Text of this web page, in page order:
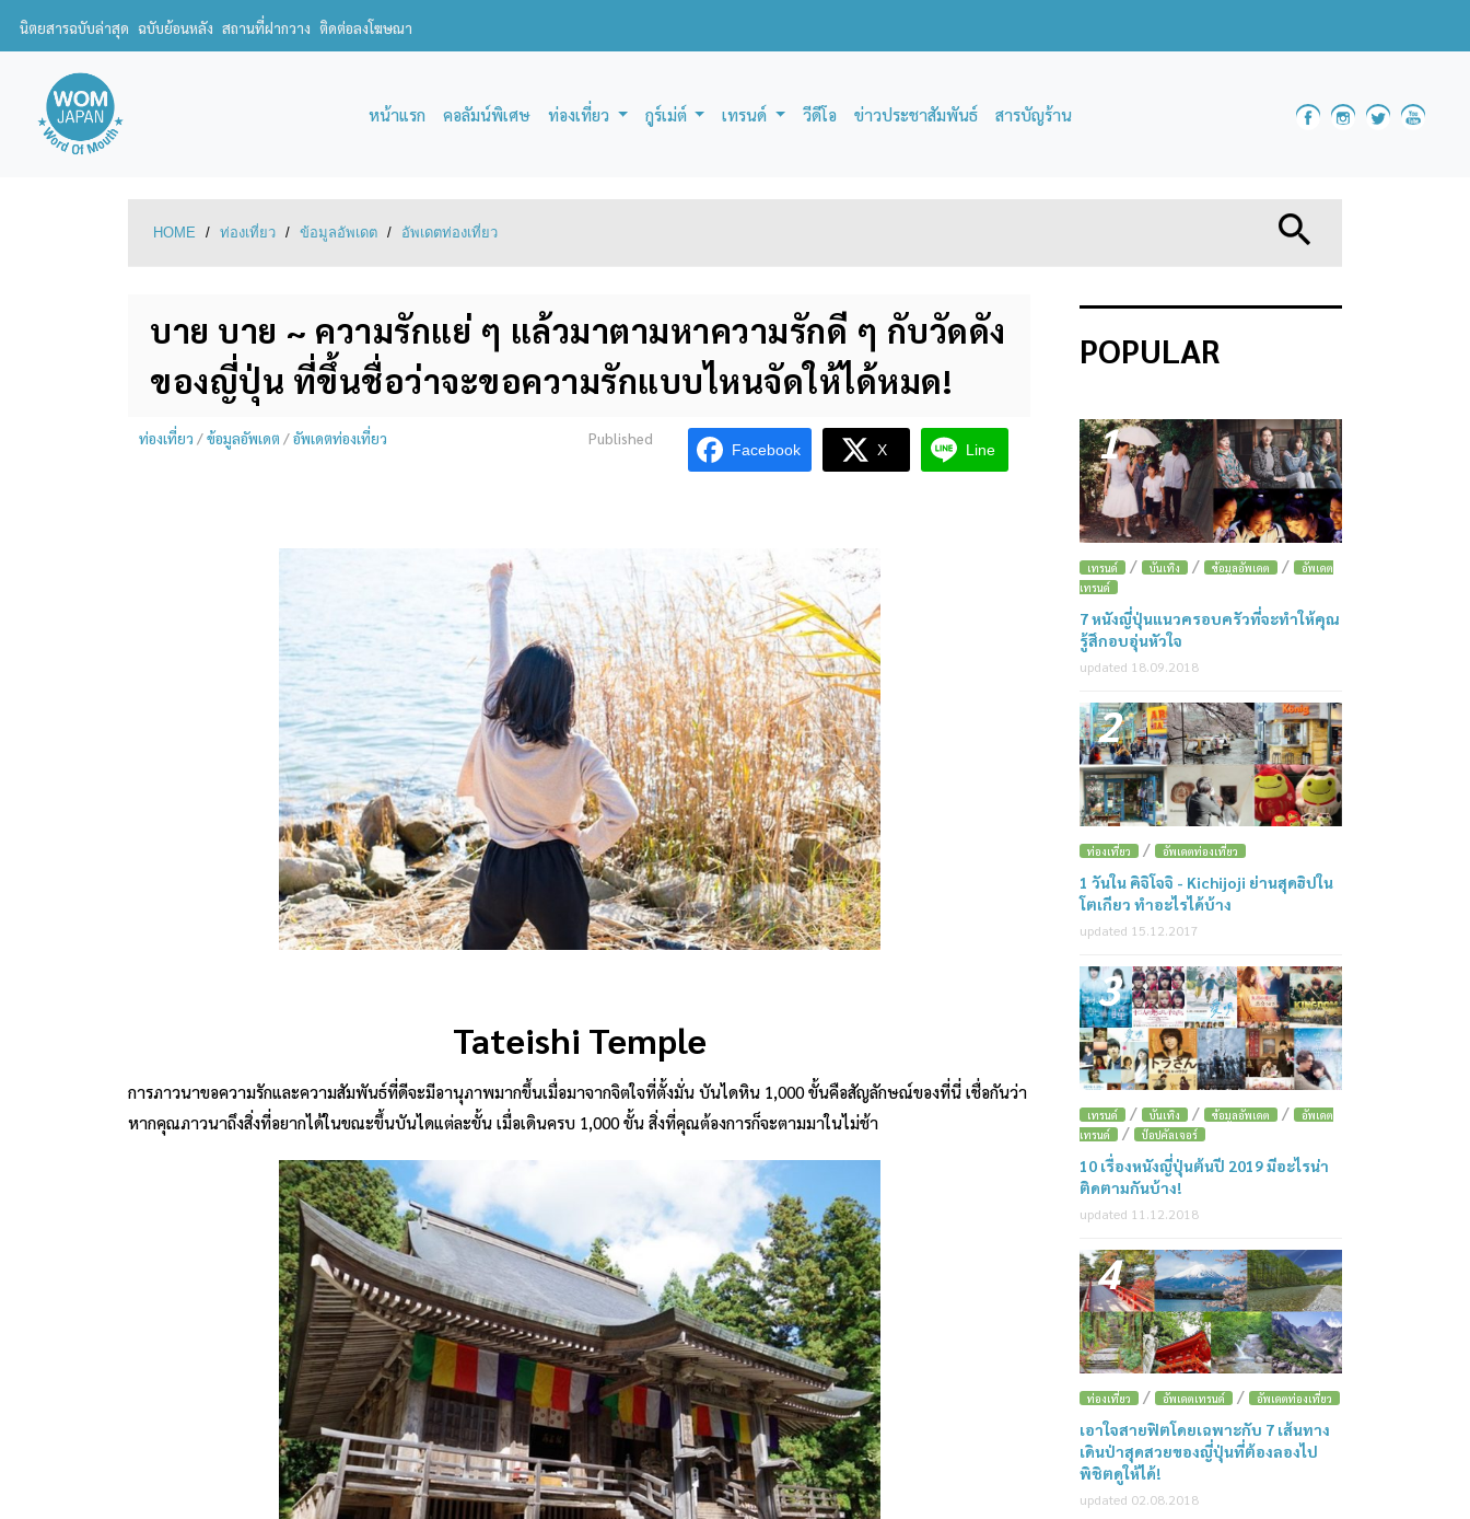
นิตยสารฉบับล่าสุด ฉบับย้อนหลัง สถานที่ฝากวาง ติดต่อลงโฆษณา
หน้าแรก คอลัมน์พิเศษ ท่องเที่ยว กูร์เม่ต์ เทรนด์ วีดีโอ ข่าวประชาสัมพันธ์ สารบัญร้าน
HOME / ท่องเที่ยว / ข้อมูลอัพเดต / อัพเดตท่องเที่ยว
บาย บาย ~ ความรักแย่ ๆ แล้วมาตามหาความรักดี ๆ กับวัดดัง
ของญี่ปุ่น ที่ขึ้นชื่อว่าจะขอความรักแบบไหนจัดให้ได้หมด!
ท่องเที่ยว /ข้อมูลอัพเดต /อัพเดตท่องเที่ยว Published
Facebook X Line
Tateishi Temple
การภาวนาขอความรักและความสัมพันธ์ที่ดีจะมีอานุภาพมากขึ้นเมื่อมาจากจิตใจที่ตั้งมั่น บันไดหิน 1,000 ขั้นคือสัญลักษณ์ของที่นี่ เชื่อกันว่า
หากคุณภาวนาถึงสิ่งที่อยากได้ในขณะขึ้นบันไดแต่ละขั้น เมื่อเดินครบ 1,000 ขั้น สิ่งที่คุณต้องการก็จะตามมาในไม่ช้า
POPULAR
1
เทรนด์ / บันเทิง / ข้อมูลอัพเดต /
อัพเดต
เทรนด์
7 หนังญี่ปุ่นแนวครอบครัวที่จะทำให้คุณ
รู้สึกอบอุ่นหัวใจ
updated 18.09.2018
2
ท่องเที่ยว / อัพเดตท่องเที่ยว
1 วันใน คิจิโจจิ - Kichijoji ย่านสุดฮิปใน
โตเกียว ทำอะไรได้บ้าง
updated 15.12.2017
3
เทรนด์ / บันเทิง / ข้อมูลอัพเดต /
อัพเดต
เทรนด์
/ ป๊อปคัลเจอร์
10 เรื่องหนังญี่ปุ่นต้นปี 2019 มีอะไรน่า
ติดตามกันบ้าง!
updated 11.12.2018
4
ท่องเที่ยว / อัพเดตเทรนด์ / อัพเดตท่องเที่ยว
เอาใจสายฟิตโดยเฉพาะกับ 7 เส้นทาง
เดินป่าสุดสวยของญี่ปุ่นที่ต้องลองไป
พิชิตดูให้ได้!
updated 02.08.2018